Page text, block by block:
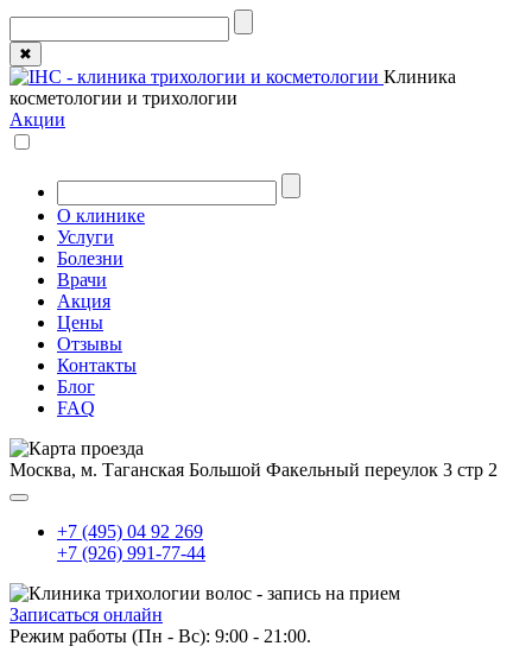
✖
Клиника
косметологии и трихологии
Акции
О клинике
Услуги
Болезни
Врачи
Акция
Цены
Отзывы
Контакты
Блог
FAQ
Москва, м. Таганская Большой Факельный переулок 3 стр 2
+7 (495) 04 92 269
+7 (926) 991-77-44
Записаться онлайн
Режим работы (Пн - Вс): 9:00 - 21:00.